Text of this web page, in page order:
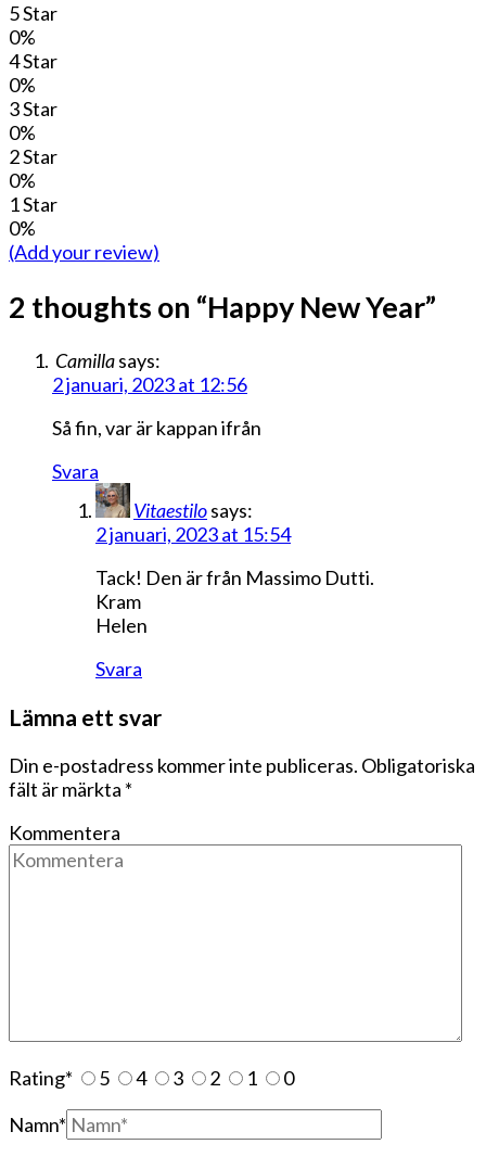
5 Star
0%
4 Star
0%
3 Star
0%
2 Star
0%
1 Star
0%
(Add your review)
2 thoughts on “Happy New Year”
Camillasays:
2 januari, 2023 at 12:56
Så fin, var är kappan ifrån
Svara
Vitaestilosays:
2 januari, 2023 at 15:54
Tack! Den är från Massimo Dutti.
Kram
Helen
Svara
Lämna ett svar
Din e-postadress kommer inte publiceras. Obligatoriska
fält är märkta *
Kommentera
Rating* 5 4 3 2 1
0
Namn*